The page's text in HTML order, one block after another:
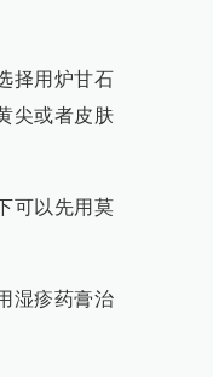
择用炉甘石
尖或者皮肤
可以先用莫
湿疹药膏治